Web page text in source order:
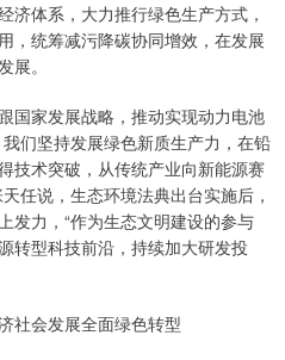
济体系，大力推行绿色生产方式，
，统筹减污降碳协同增效，在发展
展。
国家发展战略，推动实现动力电池
们坚持发展绿色新质生产力，在铅
技术突破，从传统产业向新能源赛
任说，生态环境法典出台实施后，
发力，“作为生态文明建设的参与
转型科技前沿，持续加大研发投
社会发展全面绿色转型